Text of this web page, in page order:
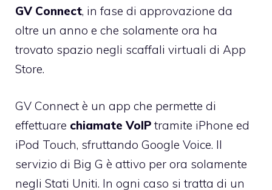
GV Connect, in fase di approvazione da
oltre un anno e che solamente ora ha
trovato spazio negli scaffali virtuali di App
Store.
GV Connect è un app che permette di
effettuare chiamate VoIP tramite iPhone ed
iPod Touch, sfruttando Google Voice. Il
servizio di Big G è attivo per ora solamente
negli Stati Uniti. In ogni caso si tratta di un